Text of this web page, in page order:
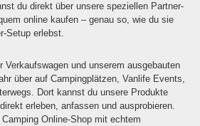
du direkt über unsere speziellen Partner-
online kaufen – genau so, wie du sie
Setup erlebst.
Verkaufswagen und unserem ausgebauten
über auf Campingplätzen, Vanlife Events,
Dort kannst du unsere Produkte
erleben, anfassen und ausprobieren.
Online-Shop mit echtem